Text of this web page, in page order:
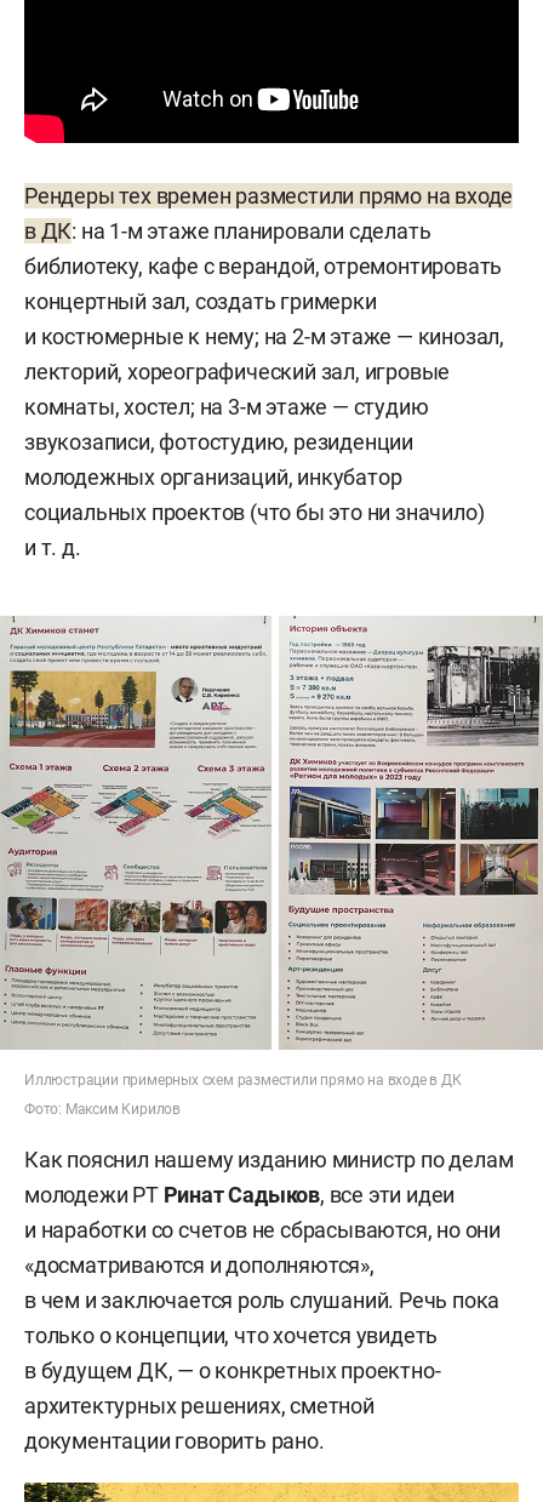
Рендеры тех времен разместили прямо на входе
в ДК: на 1-м этаже планировали сделать
библиотеку, кафе с верандой, отремонтировать
концертный зал, создать гримерки
и костюмерные к нему; на 2-м этаже — кинозал,
лекторий, хореографический зал, игровые
комнаты, хостел; на 3-м этаже — студию
звукозаписи, фотостудию, резиденции
молодежных организаций, инкубатор
социальных проектов (что бы это ни значило)
и т. д.
Иллюстрации примерных схем разместили прямо на входе в ДК
Фото: Максим Кирилов
Как пояснил нашему изданию министр по делам
молодежи РТ Ринат Садыков, все эти идеи
и наработки со счетов не сбрасываются, но они
«досматриваются и дополняются»,
в чем и заключается роль слушаний. Речь пока
только о концепции, что хочется увидеть
в будущем ДК, — о конкретных проектно-
архитектурных решениях, сметной
документации говорить рано.